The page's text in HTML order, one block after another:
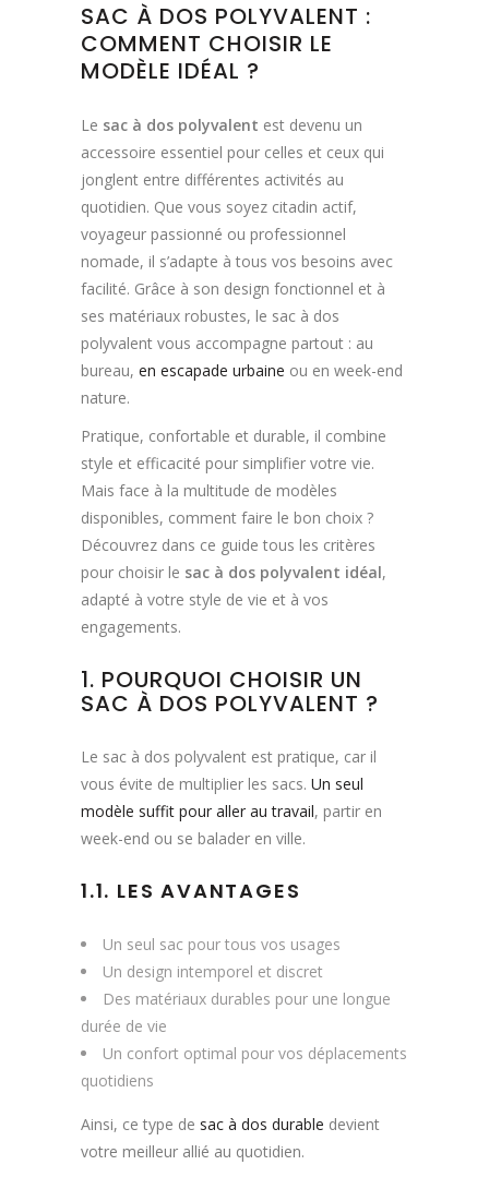
SAC À DOS POLYVALENT :
COMMENT CHOISIR LE
MODÈLE IDÉAL ?
Le sac à dos polyvalent est devenu un
accessoire essentiel pour celles et ceux qui
jonglent entre différentes activités au
quotidien. Que vous soyez citadin actif,
voyageur passionné ou professionnel
nomade, il s’adapte à tous vos besoins avec
facilité. Grâce à son design fonctionnel et à
ses matériaux robustes, le sac à dos
polyvalent vous accompagne partout : au
bureau, en escapade urbaine ou en week-end
nature.
Pratique, confortable et durable, il combine
style et efficacité pour simplifier votre vie.
Mais face à la multitude de modèles
disponibles, comment faire le bon choix ?
Découvrez dans ce guide tous les critères
pour choisir le sac à dos polyvalent idéal,
adapté à votre style de vie et à vos
engagements.
1. POURQUOI CHOISIR UN
SAC À DOS POLYVALENT ?
Le sac à dos polyvalent est pratique, car il
vous évite de multiplier les sacs. Un seul
modèle suffit pour aller au travail, partir en
week-end ou se balader en ville.
1.1. LES AVANTAGES
Un seul sac pour tous vos usages
Un design intemporel et discret
Des matériaux durables pour une longue
durée de vie
Un confort optimal pour vos déplacements
quotidiens
Ainsi, ce type de sac à dos durable devient
votre meilleur allié au quotidien.